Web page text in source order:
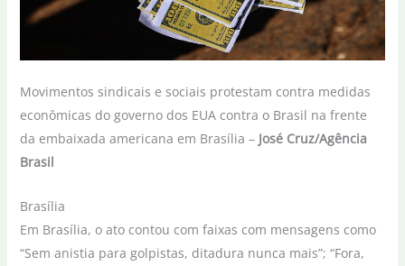
Movimentos sindicais e sociais protestam contra medidas
econômicas do governo dos EUA contra o Brasil na frente
da embaixada americana em Brasília – José Cruz/Agência
Brasil
Brasília
Em Brasília, o ato contou com faixas com mensagens como
“Sem anistia para golpistas, ditadura nunca mais”; “Fora,